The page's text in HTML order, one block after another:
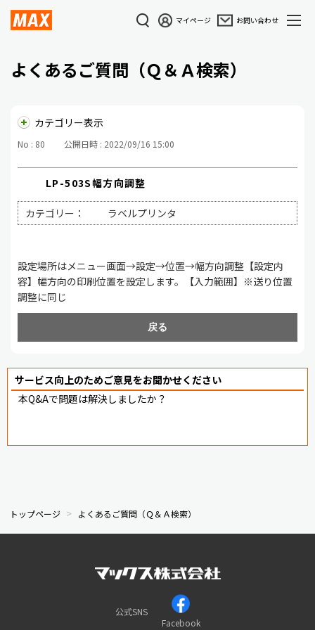
マイページ お問い合わせ
よくあるご質問（Ｑ＆Ａ検索）
カテゴリー表示
No : 80 公開日時 : 2022/09/16 15:00
LP-503S幅方向調整
カテゴリー： ラベルプリンタ
設定場所はメニュー画面→設定→位置→幅方向調整【設定内
容】幅方向の印刷位置を設定します。【入力範囲】※送り位置
調整に同じ
戻る
サービス向上のためご意見をお聞かせください
本Q&Aで問題は解決しましたか？
トップページ よくあるご質問（Ｑ＆Ａ検索）
公式SNS
Facebook